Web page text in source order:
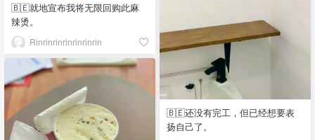
🇧🇪就地宣布我将无限回购此麻
辣烫。
Rinrinrinrinrinrinrin
🇧🇪还没有完工，但已经想要表
扬自己了。